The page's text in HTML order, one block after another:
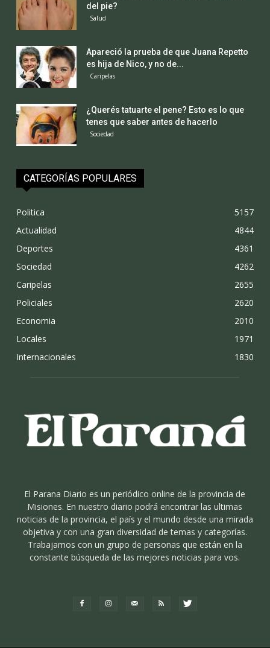
del pie?
Salud
Apareció la prueba de que Juana Repetto
es hija de Nico, y no de...
Caripelas
¿Querés tatuarte el pene? Esto es lo que
tenes que saber antes de hacerlo
Sociedad
CATEGORÍAS POPULARES
Politica
5157
Actualidad
4844
Deportes
4361
Sociedad
4262
Caripelas
2655
Policiales
2620
Economia
2010
Locales
1971
Internacionales
1830
El Parana Diario es un periódico online de la provincia de
Misiones. En nuestro diario podrá encontrar las ultimas
noticias de la provincia, el país y el mundo desde una mirada
objetiva y con una gran diversidad de temas y categorías.
Trabajamos con un grupo de personas que están en la
constante búsqueda de las mejores noticias para vos.